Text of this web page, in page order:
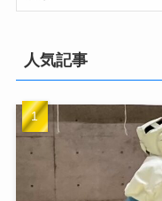
人気記事